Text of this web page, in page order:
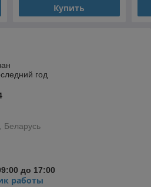
Купить
год
Беларусь
до 17:00
работы